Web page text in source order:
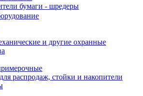
бумаги - шредеры
и другие охранные
распродаж, стойки и накопители